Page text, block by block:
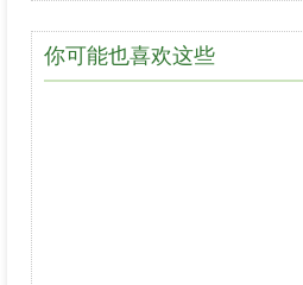
你可能也喜欢这些